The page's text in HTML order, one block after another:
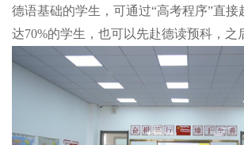
德语基础的学生，可通过“高考程序”直接
达70%的学生，也可以先赴德读预科，之